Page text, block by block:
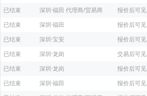
已结束
深圳·福田 代理商/贸易商 报价后可见
已结束
深圳·福田 报价后可见
已结束
深圳·宝安 报价后可见
已结束
深圳·龙岗 交易后可见
已结束
深圳·龙岗 报价后可见
已结束
深圳·福田 报价后可见